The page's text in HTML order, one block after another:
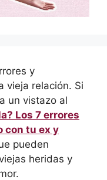
y
vieja relación. Si
un vistazo al
Los 7 errores
con tu ex y
pueden
heridas y